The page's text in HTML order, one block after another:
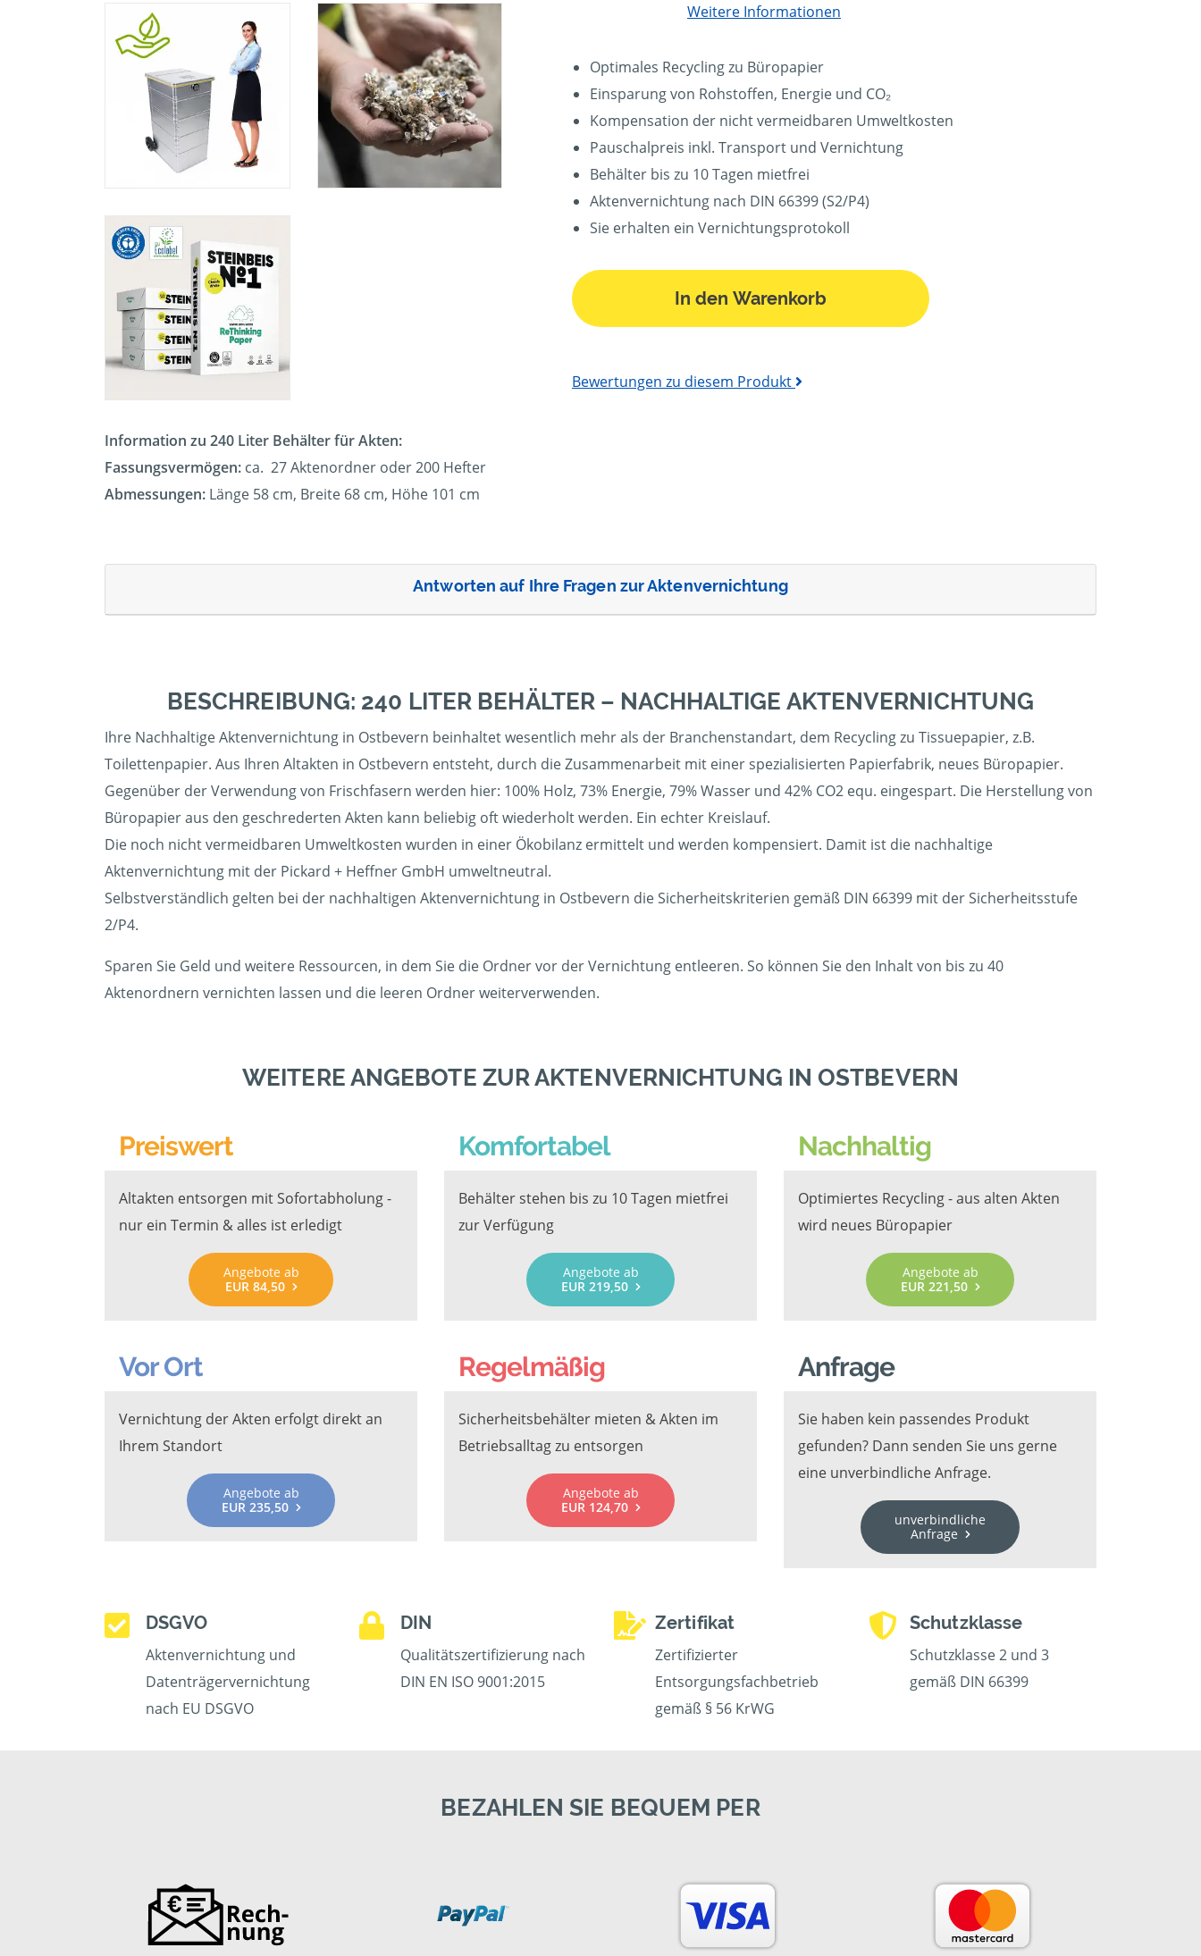
Information zu 240 Liter Behälter für Akten:
Fassungsvermögen: ca. 27 Aktenordner oder 200 Hefter
Abmessungen: Länge 58 cm, Breite 68 cm, Höhe 101 cm
Weitere Informationen
Optimales Recycling zu Büropapier
Einsparung von Rohstoffen, Energie und CO₂
Kompensation der nicht vermeidbaren Umweltkosten
Pauschalpreis inkl. Transport und Vernichtung
Behälter bis zu 10 Tagen mietfrei
Aktenvernichtung nach DIN 66399 (S2/P4)
Sie erhalten ein Vernichtungsprotokoll
In den Warenkorb
Bewertungen zu diesem Produkt
Antworten auf Ihre Fragen zur Aktenvernichtung
BESCHREIBUNG: 240 LITER BEHÄLTER – NACHHALTIGE AKTENVERNICHTUNG
Ihre Nachhaltige Aktenvernichtung in Ostbevern beinhaltet wesentlich mehr als der Branchenstandart, dem Recycling zu Tissuepapier, z.B.
Toilettenpapier. Aus Ihren Altakten in Ostbevern entsteht, durch die Zusammenarbeit mit einer spezialisierten Papierfabrik, neues Büropapier.
Gegenüber der Verwendung von Frischfasern werden hier: 100% Holz, 73% Energie, 79% Wasser und 42% CO2 equ. eingespart. Die Herstellung von
Büropapier aus den geschrederten Akten kann beliebig oft wiederholt werden. Ein echter Kreislauf.
Die noch nicht vermeidbaren Umweltkosten wurden in einer Ökobilanz ermittelt und werden kompensiert. Damit ist die nachhaltige
Aktenvernichtung mit der Pickard + Heffner GmbH umweltneutral.
Selbstverständlich gelten bei der nachhaltigen Aktenvernichtung in Ostbevern die Sicherheitskriterien gemäß DIN 66399 mit der Sicherheitsstufe
2/P4.
Sparen Sie Geld und weitere Ressourcen, in dem Sie die Ordner vor der Vernichtung entleeren. So können Sie den Inhalt von bis zu 40
Aktenordnern vernichten lassen und die leeren Ordner weiterverwenden.
WEITERE ANGEBOTE ZUR AKTENVERNICHTUNG IN OSTBEVERN
Preiswert
Altakten entsorgen mit Sofortabholung -
nur ein Termin & alles ist erledigt
Angebote ab
EUR 84,50
Komfortabel
Behälter stehen bis zu 10 Tagen mietfrei
zur Verfügung
Angebote ab
EUR 219,50
Nachhaltig
Optimiertes Recycling - aus alten Akten
wird neues Büropapier
Angebote ab
EUR 221,50
Vor Ort
Vernichtung der Akten erfolgt direkt an
Ihrem Standort
Angebote ab
EUR 235,50
Regelmäßig
Sicherheitsbehälter mieten & Akten im
Betriebsalltag zu entsorgen
Angebote ab
EUR 124,70
Anfrage
Sie haben kein passendes Produkt
gefunden? Dann senden Sie uns gerne
eine unverbindliche Anfrage.
unverbindliche
Anfrage
DSGVO
Aktenvernichtung und
Datenträgervernichtung
nach EU DSGVO
DIN
Qualitätszertifizierung nach
DIN EN ISO 9001:2015
Zertifikat
Zertifizierter
Entsorgungsfachbetrieb
gemäß § 56 KrWG
Schutzklasse
Schutzklasse 2 und 3
gemäß DIN 66399
BEZAHLEN SIE BEQUEM PER